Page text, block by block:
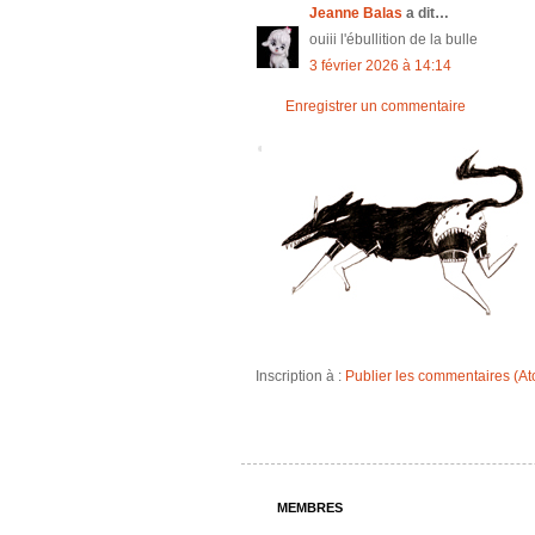
Jeanne Balas a dit…
ouiii l'ébullition de la bulle
3 février 2026 à 14:14
Enregistrer un commentaire
Inscription à : Publier les commentaires
MEMBRES